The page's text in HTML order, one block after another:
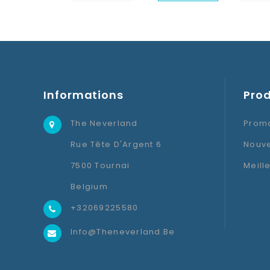
Informations
The Neverland
Rue Tête D'Argent 6
7500 Tournai
Belgium
+32069225580
Info@theneverland.be